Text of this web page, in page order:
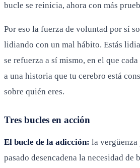
bucle se reinicia, ahora con más
Por eso la fuerza de voluntad por sí
lidiando con un mal hábito. Estás
se refuerza a sí mismo, en el que
a una historia que tu cerebro está
sobre quién eres.
Tres bucles en acción
El bucle de la adicción: la
pasado desencadena la necesidad de